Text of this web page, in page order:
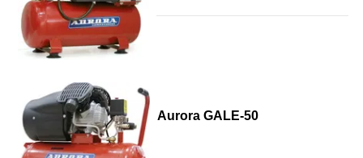
Aurora GALE-50